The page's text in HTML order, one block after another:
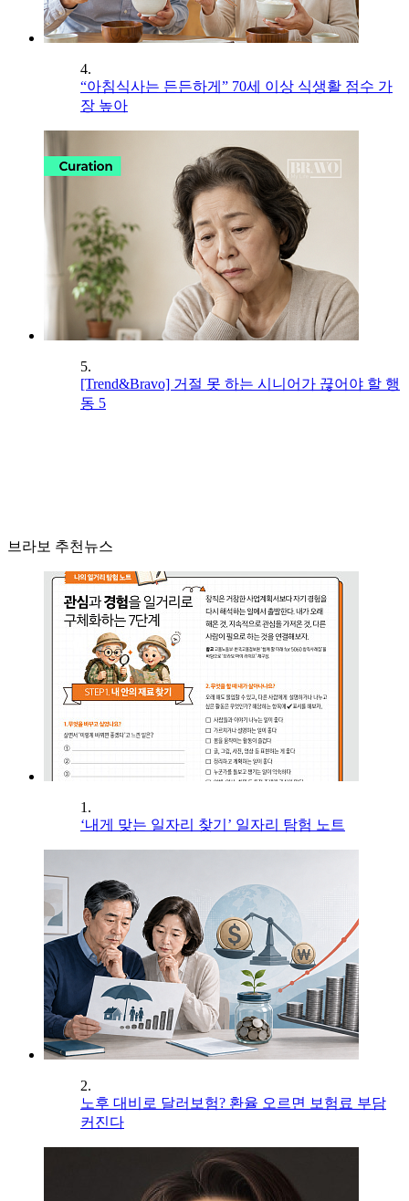
4.
“아침식사는 든든하게” 70세 이상 식생활 점수 가
장 높아
5.
[Trend&Bravo] 거절 못 하는 시니어가 끊어야 할 행
동 5
브라보 추천뉴스
1.
‘내게 맞는 일자리 찾기’ 일자리 탐험 노트
2.
노후 대비로 달러보험? 환율 오르면 보험료 부담
커진다